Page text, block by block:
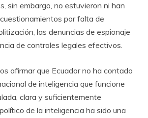
sin embargo, no estuvieron ni han
por falta de
las denuncias de espionaje
de controles legales efectivos.
afirmar que Ecuador no ha contado
de inteligencia que funcione
clara y suficientemente
de la inteligencia ha sido una